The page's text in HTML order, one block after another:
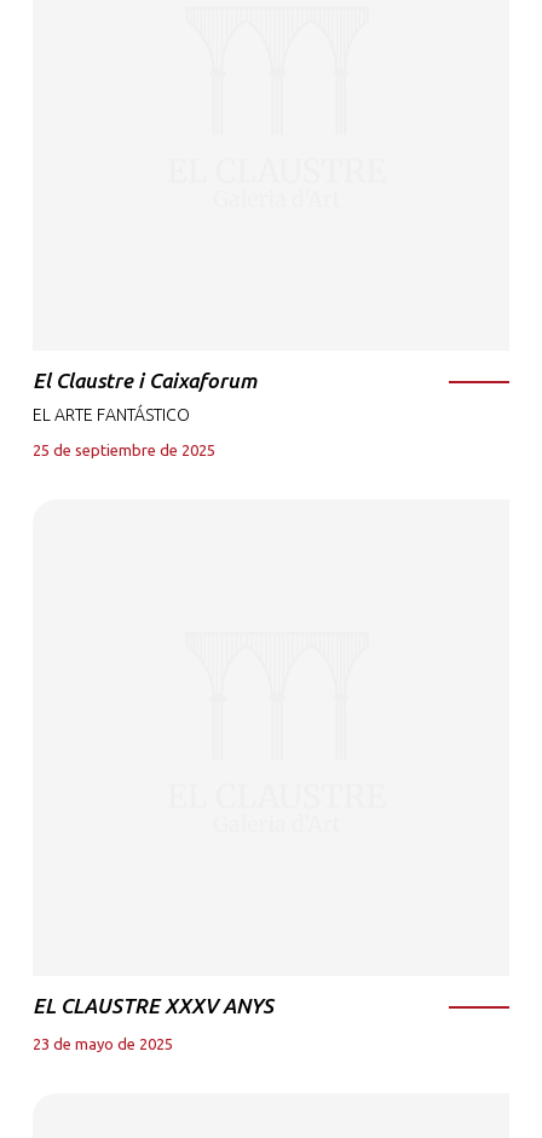
El Claustre i Caixaforum
EL ARTE FANTÁSTICO
25 de septiembre de 2025
EL CLAUSTRE XXXV ANYS
23 de mayo de 2025